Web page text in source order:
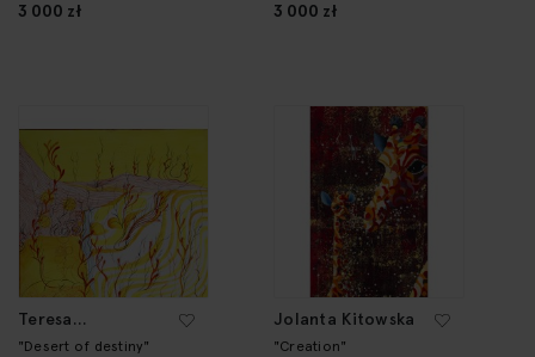
3 000 zł 3 000 zł
Teresa
Kazimierczak
"Desert of destiny"
Jolanta Kitowska
"Creation"